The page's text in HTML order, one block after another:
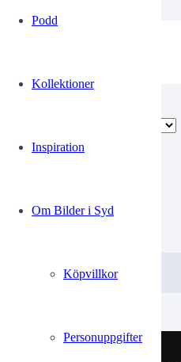
Podd
Kollektioner
Inspiration
Om Bilder i Syd
Köpvillkor
Personuppgifter
0.00kr
Välj alternativ